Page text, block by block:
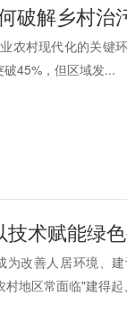
破解乡村治
农村现代化的关键
45%，但区域发...
术赋能绿
改善人居环境、
地区常面临"建得起